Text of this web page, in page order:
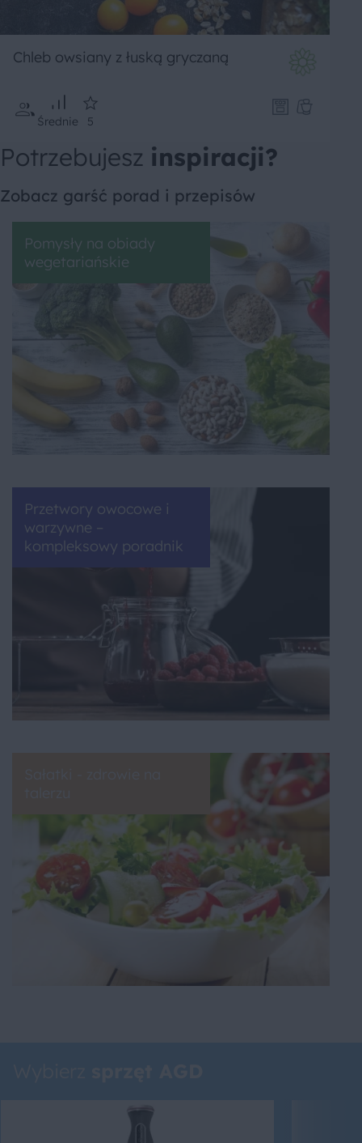
Chleb owsiany z łuską gryczaną
Średnie 5
Potrzebujesz inspiracji?
Zobacz garść porad i przepisów
Pomysły na obiady
wegetariańskie
Przetwory owocowe i
warzywne –
kompleksowy poradnik